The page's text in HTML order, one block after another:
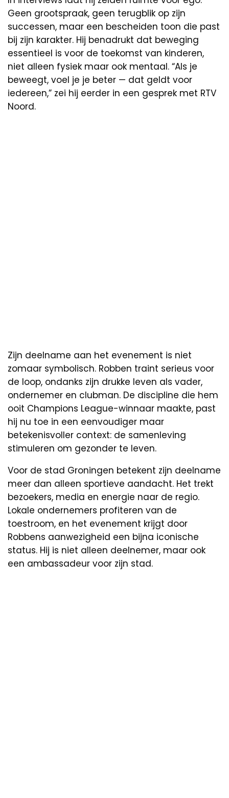
Geen grootspraak, geen terugblik op zijn
successen, maar een bescheiden toon die past
bij zijn karakter. Hij benadrukt dat beweging
essentieel is voor de toekomst van kinderen,
niet alleen fysiek maar ook mentaal. “Als je
beweegt, voel je je beter — dat geldt voor
iedereen,” zei hij eerder in een gesprek met RTV
Noord.
Zijn deelname aan het evenement is niet
zomaar symbolisch. Robben traint serieus voor
de loop, ondanks zijn drukke leven als vader,
ondernemer en clubman. De discipline die hem
ooit Champions League-winnaar maakte, past
hij nu toe in een eenvoudiger maar
betekenisvoller context: de samenleving
stimuleren om gezonder te leven.
Voor de stad Groningen betekent zijn deelname
meer dan alleen sportieve aandacht. Het trekt
bezoekers, media en energie naar de regio.
Lokale ondernemers profiteren van de
toestroom, en het evenement krijgt door
Robbens aanwezigheid een bijna iconische
status. Hij is niet alleen deelnemer, maar ook
een ambassadeur voor zijn stad.